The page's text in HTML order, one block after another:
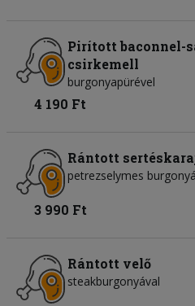
Pirított
csirkemell
burgonyapürével
4 190 Ft
Rántott
petrezselymes
3 990 Ft
Rántott velő
steakburgonyával